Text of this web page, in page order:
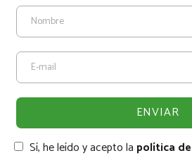
Sí, he leído y acepto la política